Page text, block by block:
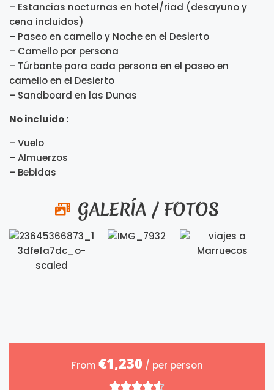
– Estancias nocturnas en hotel/riad (desayuno y
cena incluidos)
– Paseo en camello y Noche en el Desierto
– Camello por persona
– Túrbante para cada persona en el paseo en
camello en el Desierto
– Sandboard en las Dunas
No incluido :
– Vuelo
– Almuerzos
– Bebidas
GALERÍA / FOTOS
From €1,230 / per person
